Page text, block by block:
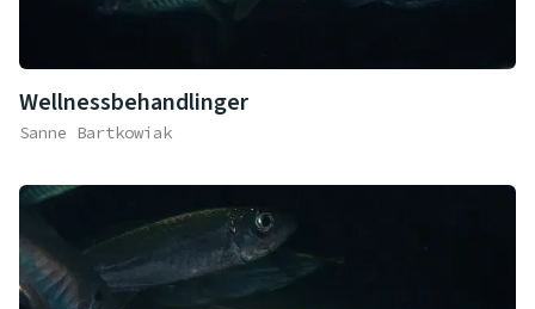
Wellnessbehandlinger
Sanne Bartkowiak